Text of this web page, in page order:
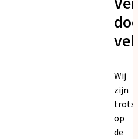
Wij
zijn
trots
op
de